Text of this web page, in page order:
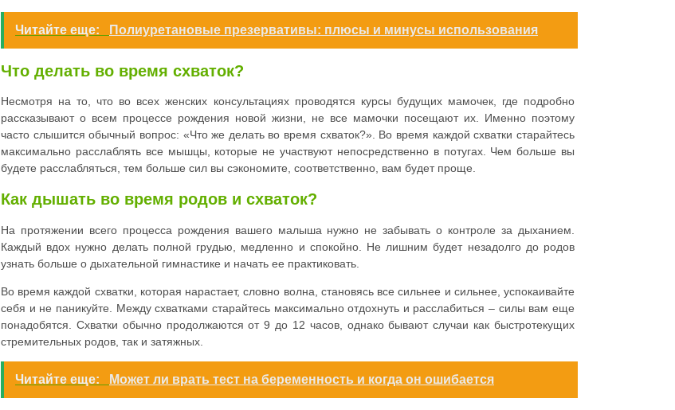
Читайте еще: Полиуретановые презервативы: плюсы и минусы использования
Что делать во время схваток?
Несмотря на то, что во всех женских консультациях проводятся курсы будущих мамочек, где подробно
рассказывают о всем процессе рождения новой жизни, не все мамочки посещают их. Именно поэтому
часто слышится обычный вопрос: «Что же делать во время схваток?». Во время каждой схватки старайтесь
максимально расслаблять все мышцы, которые не участвуют непосредственно в потугах. Чем больше вы
будете расслабляться, тем больше сил вы сэкономите, соответственно, вам будет проще.
Как дышать во время родов и схваток?
На протяжении всего процесса рождения вашего малыша нужно не забывать о контроле за дыханием.
Каждый вдох нужно делать полной грудью, медленно и спокойно. Не лишним будет незадолго до родов
узнать больше о дыхательной гимнастике и начать ее практиковать.
Во время каждой схватки, которая нарастает, словно волна, становясь все сильнее и сильнее, успокаивайте
себя и не паникуйте. Между схватками старайтесь максимально отдохнуть и расслабиться – силы вам еще
понадобятся. Схватки обычно продолжаются от 9 до 12 часов, однако бывают случаи как быстротекущих
стремительных родов, так и затяжных.
Читайте еще: Может ли врать тест на беременность и когда он ошибается